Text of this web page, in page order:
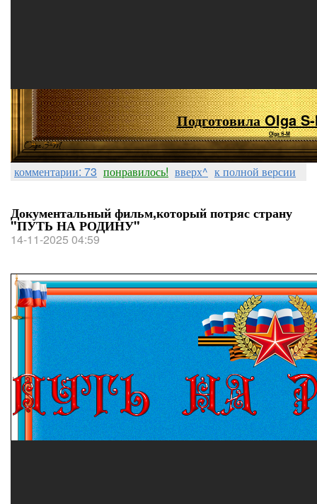
Подготовила Olga
Olga S-M
комментарии: 73 понравилось! вверх^ к полной версии
Документальный фильм,который потряс страну
"ПУТЬ НА РОДИНУ"
14-11-2025 04:59